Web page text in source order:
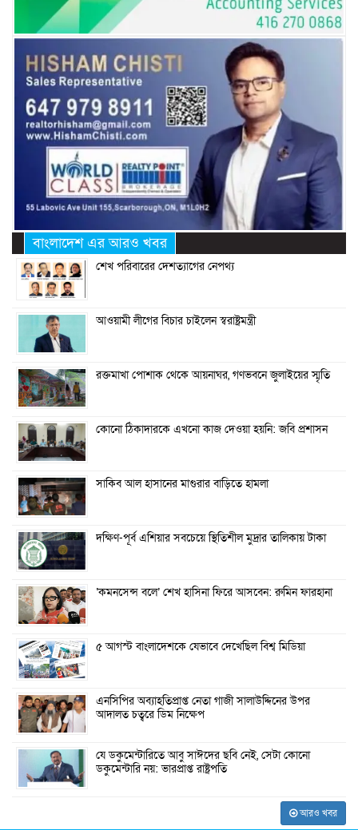
বাংলাদেশ এর আরও খবর
শেখ পরিবারের দেশত্যাগের নেপথ্য
আওয়ামী লীগের বিচার চাইলেন স্বরাষ্ট্রমন্ত্রী
রক্তমাখা পোশাক থেকে আয়নাঘর, গণভবনে জুলাইয়ের স্মৃতি
কোনো ঠিকাদারকে এখনো কাজ দেওয়া হয়নি: জবি প্রশাসন
সাকিব আল হাসানের মাগুরার বাড়িতে হামলা
দক্ষিণ-পূর্ব এশিয়ার সবচেয়ে স্থিতিশীল মুদ্রার তালিকায় টাকা
‘কমনসেন্স বলে’ শেখ হাসিনা ফিরে আসবেন: রুমিন ফারহানা
৫ আগস্ট বাংলাদেশকে যেভাবে দেখেছিল বিশ্ব মিডিয়া
এনসিপির অব্যাহতিপ্রাপ্ত নেতা গাজী সালাউদ্দিনের উপর
আদালত চত্বরে ডিম নিক্ষেপ
যে ডকুমেন্টারিতে আবু সাঈদের ছবি নেই, সেটা কোনো
ডকুমেন্টারি নয়: ভারপ্রাপ্ত রাষ্ট্রপতি
আরও খবর